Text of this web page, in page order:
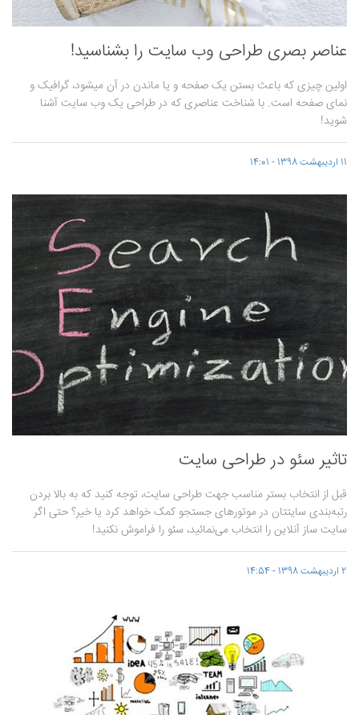
عناصر بصری طراحی وب سایت را بشناسید!
اولین چیزی که باعث بستن یک صفحه و یا ماندن در آن می­شود، گرافیک و
نمای صفحه است. با شناخت عناصری که در طراحی یک وب سایت آشنا
شوید!
11 اردیبهشت 1398 - 14:01
تاثیر سئو در طراحی سایت
قبل از انتخاب بستر مناسب جهت طراحی سایت، توجه کنید که به بالا بردن
رتبه‌بندی سایتتان در موتورهای جستجو کمک خواهد کرد یا خیر؟ حتی اگر
سایت ساز آنلاین را انتخاب می‌نمائید، سئو را فراموش نکنید!
2 اردیبهشت 1398 - 14:54